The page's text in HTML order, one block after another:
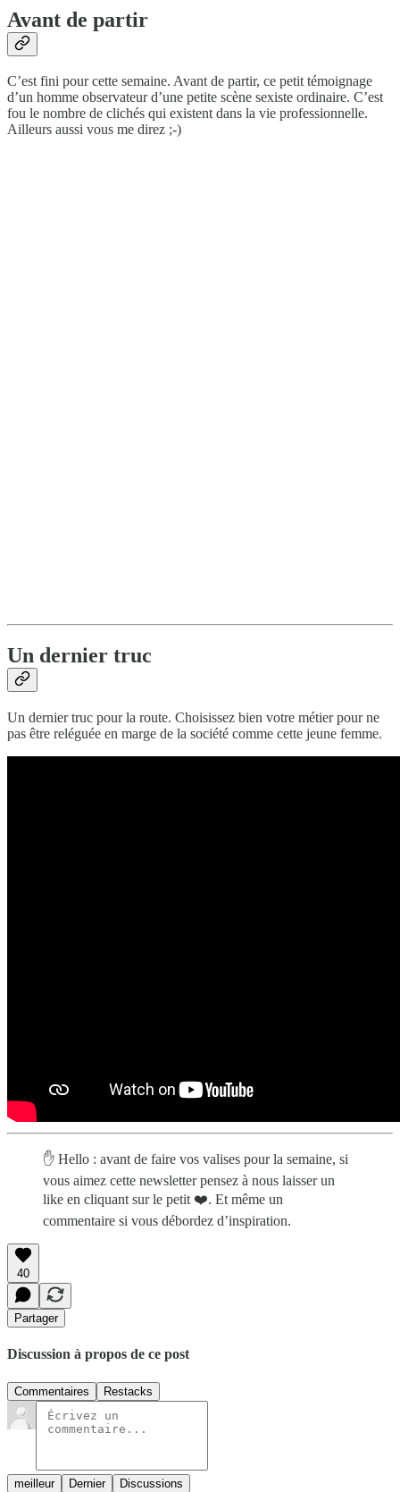
Avant de partir
C’est fini pour cette semaine. Avant de partir, ce petit témoignage
d’un homme observateur d’une petite scène sexiste ordinaire. C’est
fou le nombre de clichés qui existent dans la vie professionnelle.
Ailleurs aussi vous me direz ;-)
Un dernier truc
Un dernier truc pour la route. Choisissez bien votre métier pour ne
pas être reléguée en marge de la société comme cette jeune femme.
✋ Hello : avant de faire vos valises pour la semaine, si
vous aimez cette newsletter pensez à nous laisser un
like en cliquant sur le petit ❤️. Et même un
commentaire si vous débordez d’inspiration.
40
Partager
Discussion à propos de ce post
Commentaires Restacks
meilleur Dernier Discussions